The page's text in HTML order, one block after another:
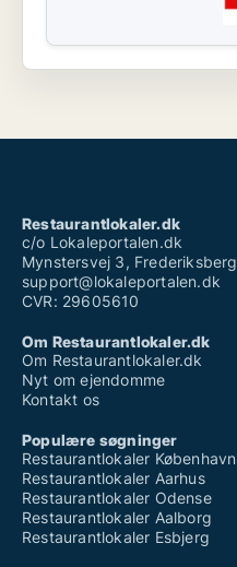
Restaurantlokaler.dk
c/o Lokaleportalen.dk
Mynstersvej 3, Frederiksberg
support@lokaleportalen.dk
CVR: 29605610
Om Restaurantlokaler.dk
Om Restaurantlokaler.dk
Nyt om ejendomme
Kontakt os
Populære søgninger
Restaurantlokaler København
Restaurantlokaler Aarhus
Restaurantlokaler Odense
Restaurantlokaler Aalborg
Restaurantlokaler Esbjerg